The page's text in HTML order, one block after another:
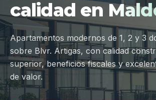
Galería
Ubicación
Contacto
Hablar por WhatsApp
calidad en
Apartamentos modernos de 1, 2 y 3
sobre Blvr. Artigas, con calidad
superior, beneficios fiscales y
de valor.